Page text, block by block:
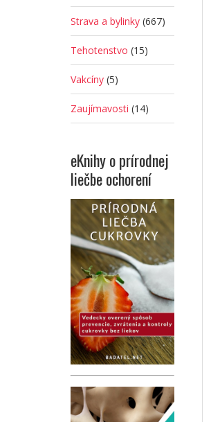
Strava a bylinky (667)
Tehotenstvo (15)
Vakcíny (5)
Zaujímavosti (14)
eKnihy o prírodnej
liečbe ochorení